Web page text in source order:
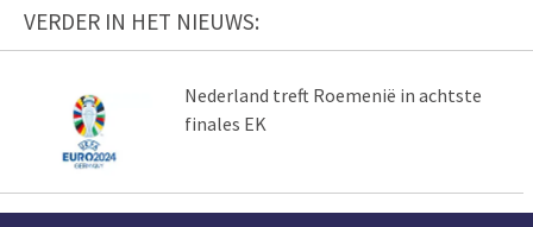
VERDER IN HET NIEUWS:
Nederland treft Roemenië in achtste
finales EK